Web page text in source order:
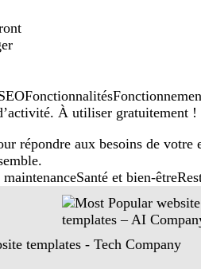
Fonctionnalités
À utiliser gratuitement !
répondre aux besoins de
Santé et bien-être